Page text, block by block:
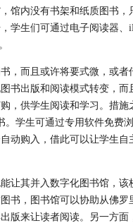
馆内没有书架和纸质图书，
学生们可通过电子阅读器、
而且或许将要式微，或者
书出版和阅读模式转变，而
，供学生阅读和学习。措施
学生可通过专用软件免费
动购入，借此可以让学生自
其并入数字化图书馆，该
书，图书馆可以协助从佛罗
版来让读者阅读。另一方面